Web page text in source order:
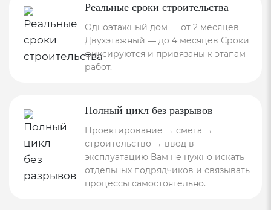
Реальные сроки строительства
Одноэтажный дом — от 2 месяцев
Двухэтажный — до 4 месяцев Сроки
фиксируются и привязаны к этапам
работ.
Полный цикл без разрывов
Проектирование → смета →
строительство → ввод в
эксплуатацию Вам не нужно искать
отдельных подрядчиков и связывать
процессы самостоятельно.